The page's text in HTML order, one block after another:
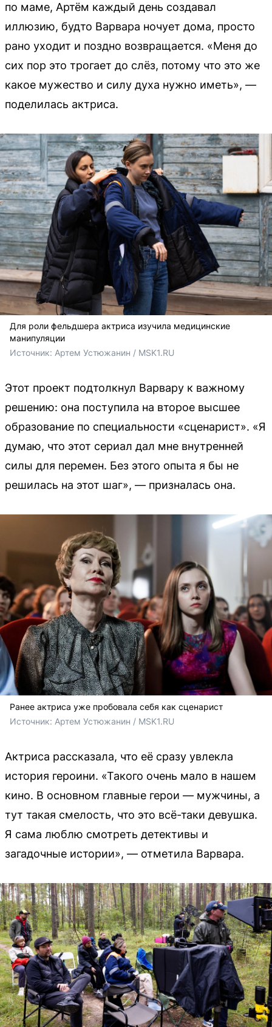
по маме, Артём каждый день создавал
иллюзию, будто Варвара ночует дома, просто
рано уходит и поздно возвращается. «Меня до
сих пор это трогает до слёз, потому что это же
какое мужество и силу духа нужно иметь», —
поделилась актриса.
Для роли фельдшера актриса изучила медицинские
манипуляции
Источник: Артем Устюжанин / MSK1.RU
Этот проект подтолкнул Варвару к важному
решению: она поступила на второе высшее
образование по специальности «сценарист». «Я
думаю, что этот сериал дал мне внутренней
силы для перемен. Без этого опыта я бы не
решилась на этот шаг», — призналась она.
Ранее актриса уже пробовала себя как сценарист
Источник: Артем Устюжанин / MSK1.RU
Актриса рассказала, что её сразу увлекла
история героини. «Такого очень мало в нашем
кино. В основном главные герои — мужчины, а
тут такая смелость, что это всё-таки девушка.
Я сама люблю смотреть детективы и
загадочные истории», — отметила Варвара.